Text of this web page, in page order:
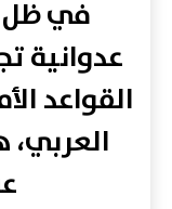
في ظل
عدوانية
القواعد